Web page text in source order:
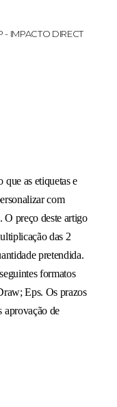
- IMPACTO DIRECT
que as etiquetas e
com
O preço deste artigo
das 2
pretendida.
formatos
Eps. Os prazos
aprovação de